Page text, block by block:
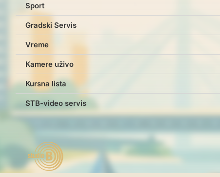
Sport
Gradski Servis
Vreme
Kamere uživo
Kursna lista
STB-video servis